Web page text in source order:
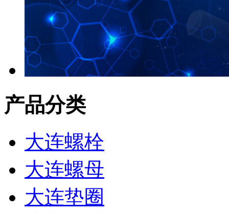
产品分类
大连螺栓
大连螺母
大连垫圈